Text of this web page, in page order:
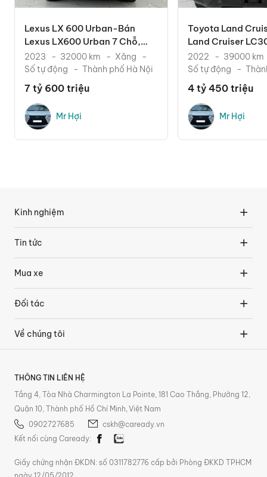
Lexus LX 600 Urban-Bán
Lexus LX600 Urban 7 Chỗ,
Sản Xuất 2023. Xe Cực
2023 32000 km
Xăng
Số tự động
Thành phố Hà Nội
7 tỷ 600 triệu
Mr Hợi
Toyota Land
Land Cruiser
2022. Xe Chạy Ít.
2022
39000 km
Số tự động
4 tỷ 450 triệu
Mr Hợi
Kinh nghiệm
Tin tức
Mua xe
Đối tác
Về chúng tôi
THÔNG TIN LIÊN HỆ
Tầng 4, Tòa Nhà Charmington La Pointe, 181 Cao Thắng, Phường 12,
Quận 10, Thành phố Hồ Chí Minh, Việt Nam
0902727685
cskh@caready.vn
Kết nối cùng Caready:
Giấy chứng nhận ĐKDN: số 0311782776 cấp bởi Phòng ĐKKD TPHCM